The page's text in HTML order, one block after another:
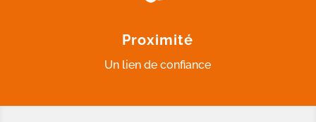
Proximité
Un lien de confiance